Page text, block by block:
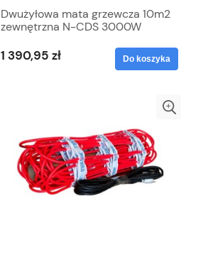
Dwużyłowa mata grzewcza 10m2
zewnętrzna N-CDS 3000W
1 390,95 zł Do koszyka